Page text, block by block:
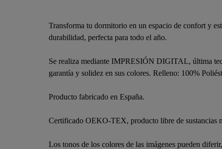
Transforma tu dormitorio en un espacio de confort y
durabilidad, perfecta para todo el año.
Se realiza mediante IMPRESIÓN DIGITAL, última
garantía y solidez en sus colores. Relleno: 100%
Producto fabricado en España.
Certificado OEKO-TEX, producto libre de sustancias
Los tonos de los colores de las imágenes pueden